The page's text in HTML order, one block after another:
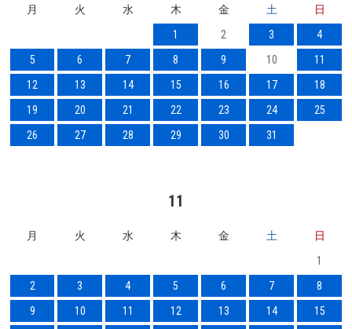
月 火 水 木 金 土
日
1
2 3
4
5
6 7 8 9 10
11
12
13 14 15 16 17
18
19
20 21 22 23 24
25
26
27 28 29 30 31
11
月 火 水 木 金 土
日
1
2
3 4 5 6 7
8
9
10 11 12 13 14
15